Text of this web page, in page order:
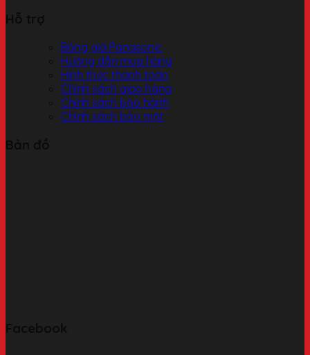
Bảng giá Panasonic
Hướng dẫn mua hàng
Hình thức thanh toán
Chính sách giao hàng
Chính sách bảo hành
Chính sách bảo mật